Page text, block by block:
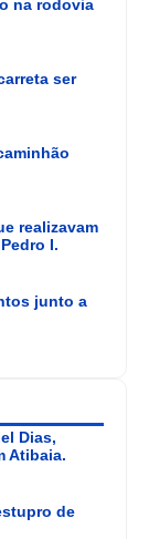
na rodovia
ser
realizavam
I.
junto a
Dias,
Atibaia.
de